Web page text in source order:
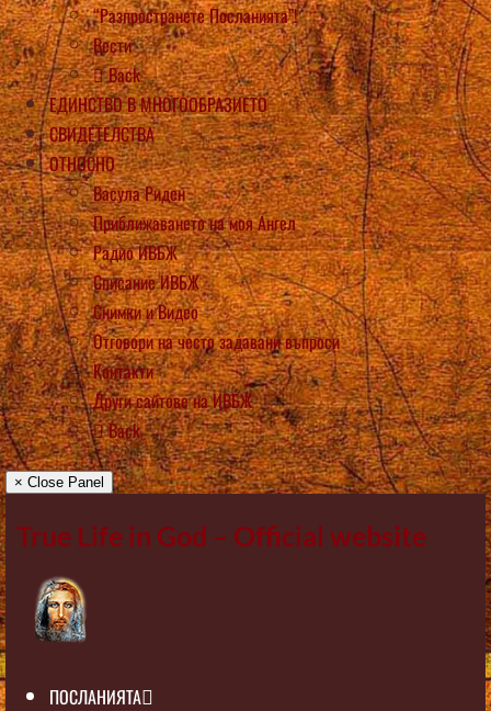
“Разпространете Посланията”!
Вести
Back
ЕДИНСТВО В МНОГООБРАЗИЕТО
СВИДЕТЕЛСТВА
ОТНОСНО
Васула Риден
Приближаването на моя Ангел
Радио ИВБЖ
Списание ИВБЖ
Снимки и Видео
Отговори на често задавани въпроси
Контакти
Други сайтове на ИВБЖ
Back
× Close Panel
True Life in God – Official website
ПОСЛАНИЯТА